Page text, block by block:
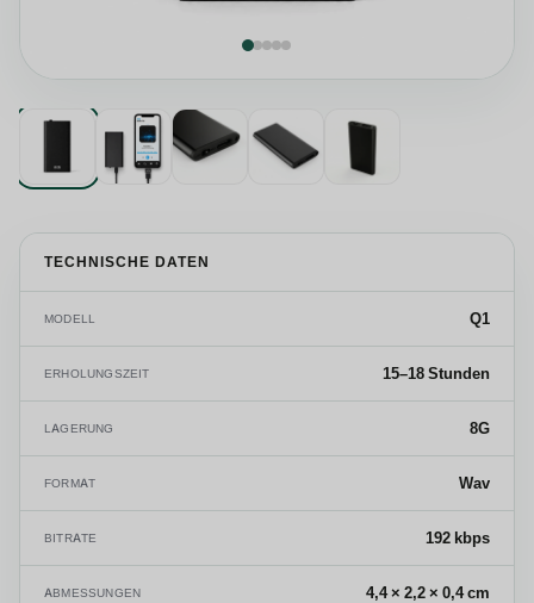
TECHNISCHE DATEN
MODELL Q1
ERHOLUNGSZEIT 15–18 Stunden
LAGERUNG 8G
FORMAT Wav
BITRATE 192 kbps
ABMESSUNGEN 4,4 × 2,2 × 0,4 cm